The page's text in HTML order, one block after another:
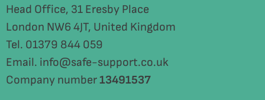
Head Office, 31 Eresby Place
London NW6 4JT, United Kingdom
Tel. 01379 844 059
Email. info@safe-support.co.uk
Company number13491537